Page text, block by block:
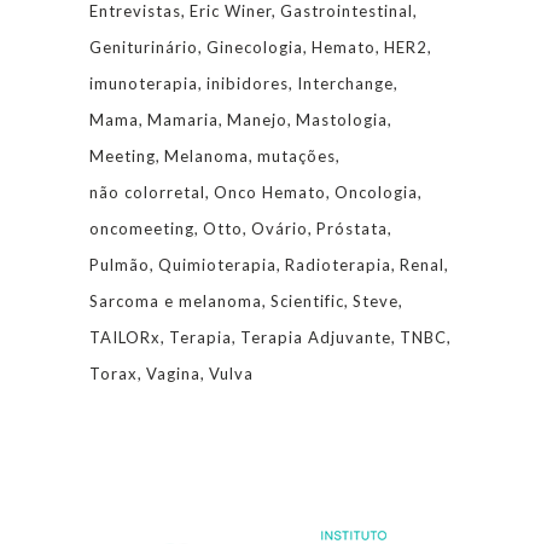
Entrevistas Eric Winer Gastrointestinal
Geniturinário Ginecologia Hemato HER2
imunoterapia inibidores Interchange
Mama Mamaria Manejo Mastologia
Meeting Melanoma mutações
não colorretal Onco Hemato Oncologia
oncomeeting Otto Ovário Próstata
Pulmão Quimioterapia Radioterapia Renal
Sarcoma e melanoma Scientific Steve
TAILORx
Terapia Terapia Adjuvante TNBC
Torax Vagina Vulva